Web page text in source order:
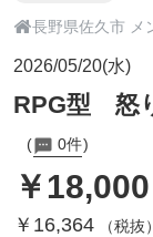

2026/05/20(水)
RPG型 怒
0件
￥18,000
￥16,364（税抜）